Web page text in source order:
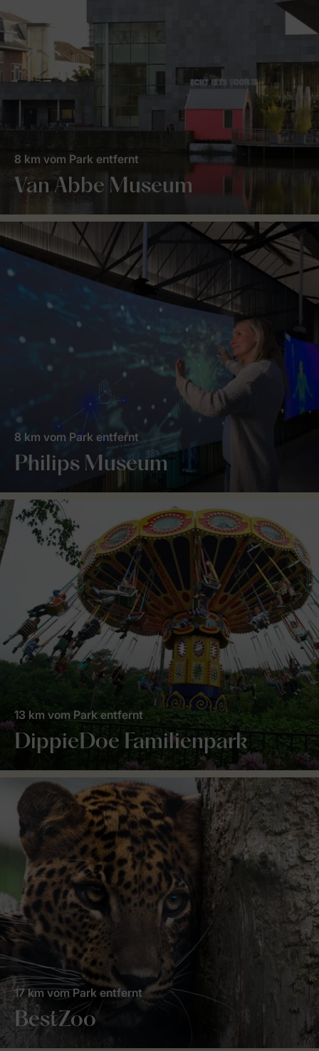
Van Abbe Museum
8 km vom Park entfernt
Philips Museum
8 km vom Park entfernt
DippieDoe Familienpark
13 km vom Park entfernt
BestZoo
17 km vom Park entfernt